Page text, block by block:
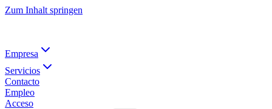
Zum Inhalt springen
Empresa
Servicios
Contacto
Empleo
Acceso